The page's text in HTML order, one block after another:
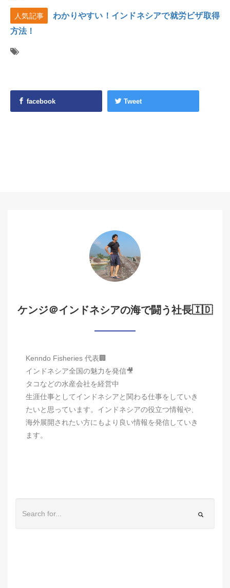
人気記事
わかりやすい！インドネシアで就労ビザ取得
方法！
facebook Tweet
ケンジ＠インドネシアの海で闘う社長🇮🇩
Kenndo Fisheries 代表🏢
インドネシア全国の魅力を発信🎥
タコなどの水産会社を経営中
生涯仕事としてインドネシアと関わる仕事をしていき
たいと思っています。インドネシアの役立つ情報や、
海外展開されたい方にもより良い情報を発信していき
ます。